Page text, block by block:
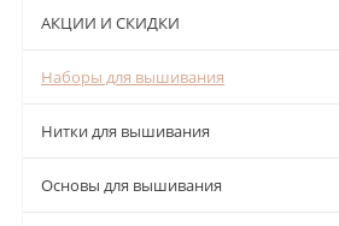
АКЦИИ И СКИДКИ
Наборы для вышивания
Нитки для вышивания
Основы для вышивания